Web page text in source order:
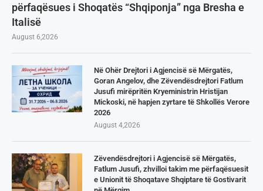
përfaqësues i Shoqatës “Shqiponja” nga Bresha e
Italisë
August 6,2026
Në Ohër Drejtori i Agjencisë së Mërgatës,
Goran Angelov, dhe Zëvendësdrejtori Fatlum
Jusufi mirëpritën Kryeministrin Hristijan
Mickoski, në hapjen zyrtare të Shkollës Verore
2026
August 4,2026
Zëvendësdrejtori i Agjencisë së Mërgatës,
Fatlum Jusufi, zhvilloi takim me përfaqësuesit
e Unionit të Shoqatave Shqiptare të Gostivarit